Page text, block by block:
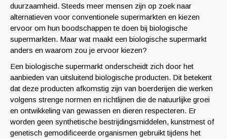
duurzaamheid. Steeds meer mensen zijn op zoek naar
alternatieven voor conventionele supermarkten en kiezen
ervoor om hun boodschappen te doen bij biologische
supermarkten. Maar wat maakt een biologische supermarkt
anders en waarom zou je ervoor kiezen?
Een biologische supermarkt onderscheidt zich door het
aanbieden van uitsluitend biologische producten. Dit betekent
dat deze producten afkomstig zijn van boerderijen die werken
volgens strenge normen en richtlijnen die de natuurlijke groei
en ontwikkeling van gewassen en dieren respecteren. Er
worden geen synthetische bestrijdingsmiddelen, kunstmest of
genetisch gemodificeerde organismen gebruikt tijdens het